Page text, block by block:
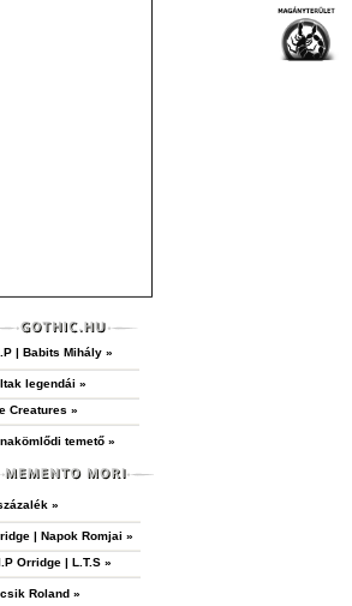
| Babits Mihály »
legendái »
Creatures »
temető »
»
| Napok Romjai »
Orridge | L.T.S »
Roland »